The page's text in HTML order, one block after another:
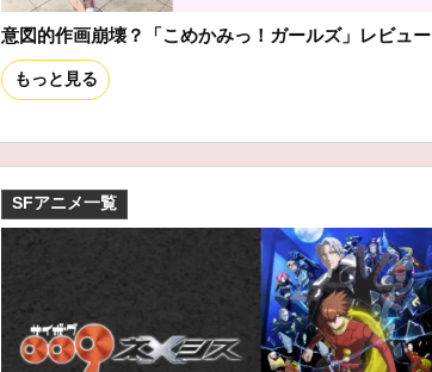
意図的作画崩壊？「こめかみっ！ガールズ」レビュー
もっと見る
SFアニメ一覧